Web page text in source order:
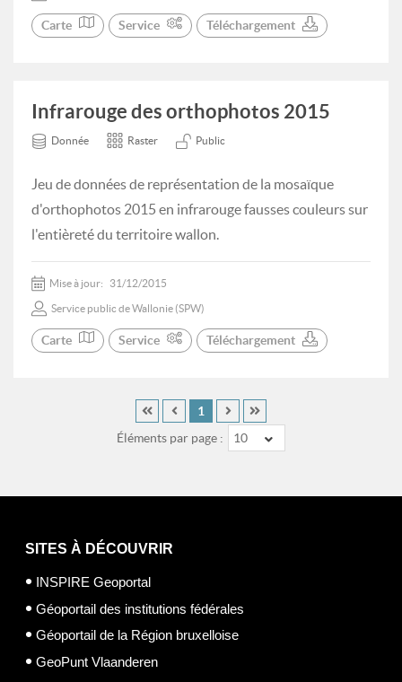
Carte Service Téléchargement
Infrarouge des orthophotos 2015
Donnée Raster Public
Jeu de données de représentation de la mosaïque
d'orthophotos 2015 en infrarouge fausses couleurs sur
l'entièreté du territoire wallon.
Mise à jour: 31/12/2015
Service public de Wallonie (SPW)
Carte Service Téléchargement
Éléments par page : 10
1
SITES À DÉCOUVRIR
INSPIRE Geoportal
Géoportail des institutions fédérales
Géoportail de la Région bruxelloise
GeoPunt Vlaanderen